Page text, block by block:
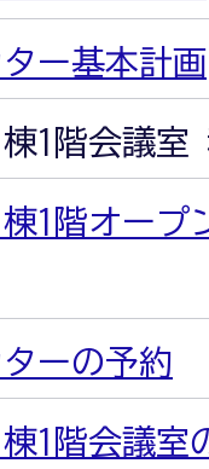
ー基本計画
1階会議室
1階オープ
ーの予約
1階会議室